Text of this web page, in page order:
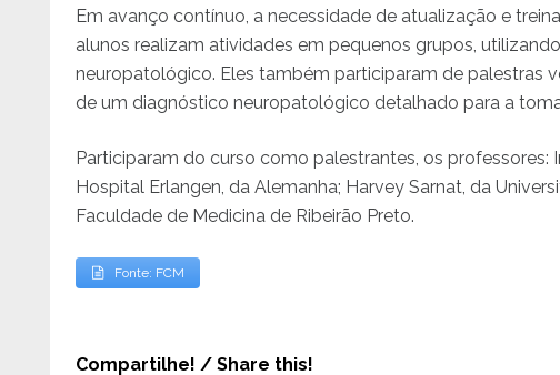
Em avanço contínuo, a necessidade de atualização e
alunos realizam atividades em pequenos grupos,
neuropatológico. Eles também participaram de palestras
de um diagnóstico neuropatológico detalhado para a
Participaram do curso como palestrantes, os professores:
Hospital Erlangen, da Alemanha; Harvey Sarnat, da
Faculdade de Medicina de Ribeirão Preto.
Fonte: FCM
Compartilhe! / Share this!